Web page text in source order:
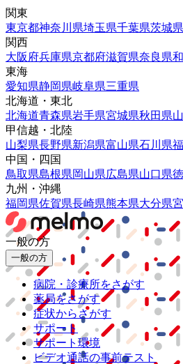
関東
東京都神奈川県埼玉県千葉県茨城県
関西
大阪府兵庫県京都府滋賀県奈良県
東海
愛知県静岡県岐阜県三重県
北海道・東北
北海道青森県岩手県宮城県秋田県
甲信越・北陸
山梨県長野県新潟県富山県石川県
中国・四国
鳥取県島根県岡山県広島県山口県
九州・沖縄
福岡県佐賀県長崎県熊本県大分県
一般の方
一般の方
病院・診療所をさがす
薬局をさがす
症状からさがす
サポート
サポート環境
ビデオ通話の事前テスト